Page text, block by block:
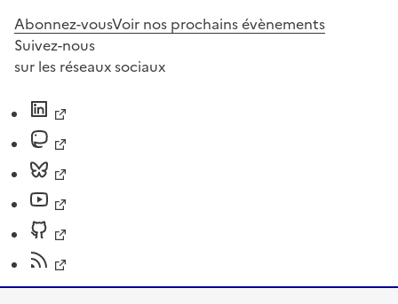
Abonnez-vousVoir nos prochains évènements
Suivez-nous
sur les réseaux sociaux